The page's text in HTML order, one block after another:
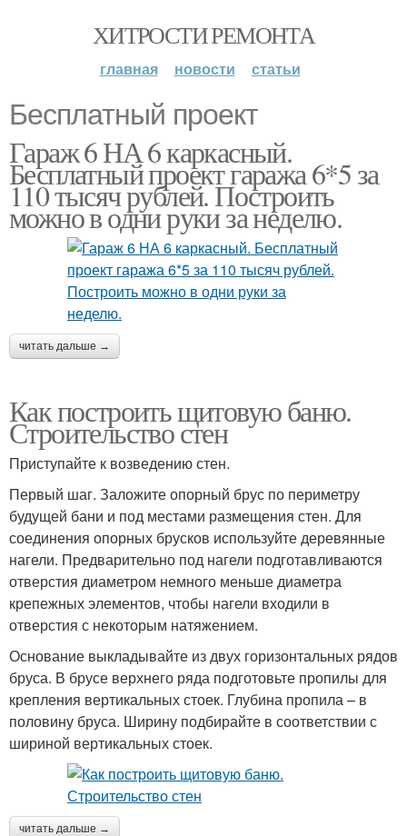
ХИТРОСТИ РЕМОНТА
главная новости статьи
Бесплатный проект
Гараж 6 НА 6 каркасный.
Бесплатный проект гаража 6*5 за
110 тысяч рублей. Построить
можно в одни руки за неделю.
читать дальше →
Как построить щитовую баню.
Строительство стен
Приступайте к возведению стен.
Первый шаг. Заложите опорный брус по периметру
будущей бани и под местами размещения стен. Для
соединения опорных брусков используйте деревянные
нагели. Предварительно под нагели подготавливаются
отверстия диаметром немного меньше диаметра
крепежных элементов, чтобы нагели входили в
отверстия с некоторым натяжением.
Основание выкладывайте из двух горизонтальных рядов
бруса. В брусе верхнего ряда подготовьте пропилы для
крепления вертикальных стоек. Глубина пропила – в
половину бруса. Ширину подбирайте в соответствии с
шириной вертикальных стоек.
читать дальше →